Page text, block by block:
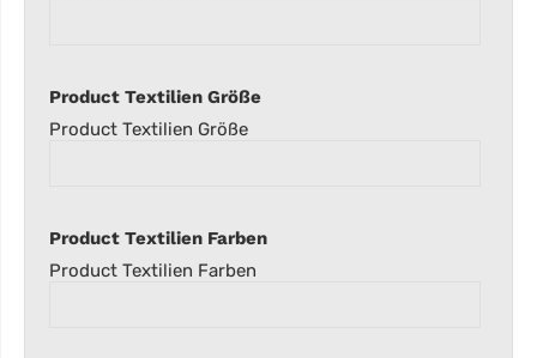
Product Textilien Größe
Product Textilien Größe
Product Textilien Farben
Product Textilien Farben